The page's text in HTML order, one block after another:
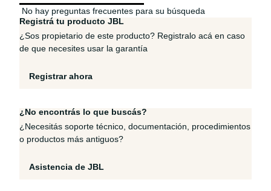
No hay preguntas frecuentes para su búsqueda
Registrá tu producto JBL
¿Sos propietario de este producto? Registralo acá en caso
de que necesites usar la garantía
Registrar ahora
¿No encontrás lo que buscás?
¿Necesitás soporte técnico, documentación, procedimientos
o productos más antiguos?
Asistencia de JBL